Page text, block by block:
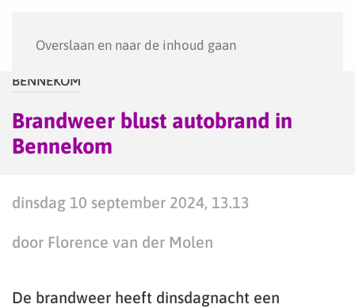
Overslaan en naar de inhoud gaan
BENNEKOM
Brandweer blust autobrand in
Bennekom
dinsdag 10 september 2024, 13.13
door Florence van der Molen
De brandweer heeft dinsdagnacht een